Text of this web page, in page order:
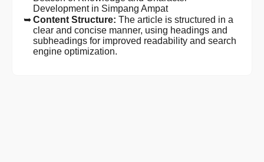
Development in Simpang Ampat
Content Structure: The article is structured in a
clear and concise manner, using headings and
subheadings for improved readability and search
engine optimization.